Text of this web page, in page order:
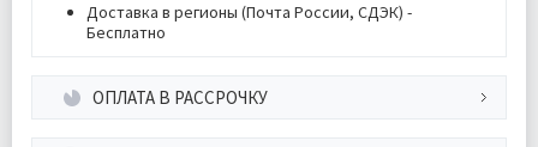
Доставка в регионы (Почта России, СДЭК) -
Бесплатно
ОПЛАТА В РАССРОЧКУ